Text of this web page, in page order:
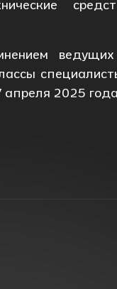
2025